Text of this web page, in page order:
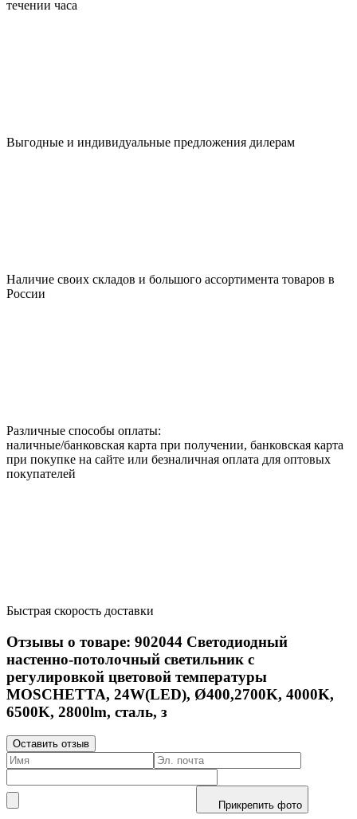
течении часа
Выгодные и индивидуальные предложения дилерам
Наличие своих складов и большого ассортимента товаров в
России
Различные способы оплаты:
наличные/банковская карта при получении, банковская карта
при покупке на сайте или безналичная оплата для оптовых
покупателей
Быстрая скорость доставки
Отзывы о товаре: 902044 Светодиодный
настенно-потолочный светильник с
регулировкой цветовой температуры
MOSCHETTA, 24W(LED), Ø400,2700K, 4000K,
6500K, 2800lm, сталь, з
Оставить отзыв
Прикрепить фото